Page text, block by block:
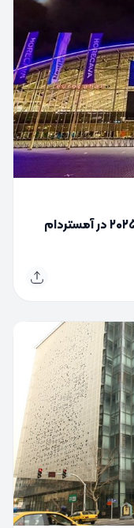
نمایشگاه بین‌المللی کترینگ هورکاوا ۲۰۲۵ در آمستردام